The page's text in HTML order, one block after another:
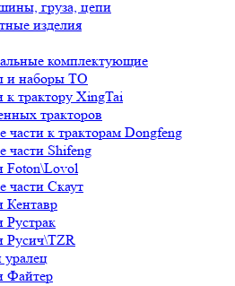
груза, цепи
изделия
комплектующие
и наборы ТО
к трактору XingTai
тракторов
части к тракторам Dongfeng
части Shifeng
Foton\Lovol
части Скаут
Кентавр
Рустрак
Русич\TZR
уралец
Файтер